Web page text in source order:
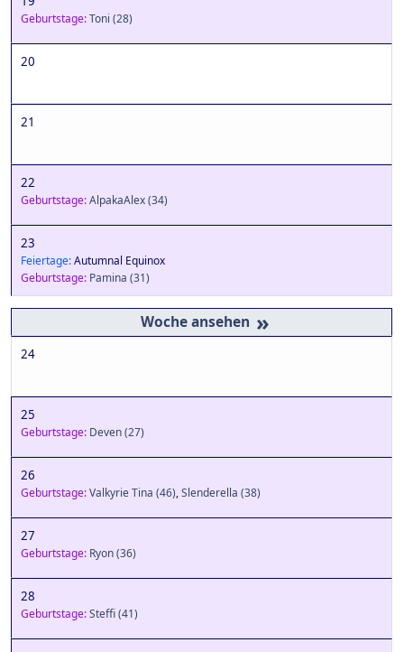
Geburtstage:Toni (28)
20
21
22
Geburtstage:AlpakaAlex(34)
23
Feiertage:Autumnal Equinox
Geburtstage: Pamina (31)
»
24
25
Geburtstage: Deven(27)
26
Geburtstage:Valkyrie Tina (46),Slenderella (38)
27
Geburtstage: Ryon(36)
28
Geburtstage:Steffi(41)